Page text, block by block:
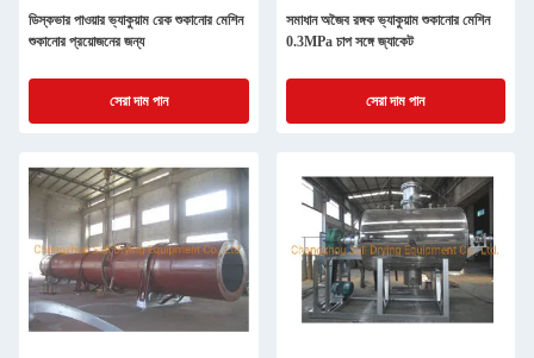
ডিস্কভার পাওয়ার ভ্যাকুয়াম রেক শুকানোর মেশিন
শুকানোর প্রয়োজনের জন্য
সেরা দাম পান
সমাধান অজৈব রঙ্গক ভ্যাকুয়াম শুকানোর মেশিন
0.3MPa চাপ সঙ্গে জ্যাকেট
সেরা দাম পান